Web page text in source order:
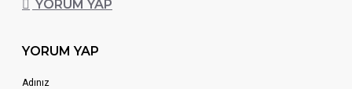
YORUM YAP
YORUM YAP
Adınız